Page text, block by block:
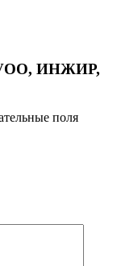
ИНЖИР,
поля